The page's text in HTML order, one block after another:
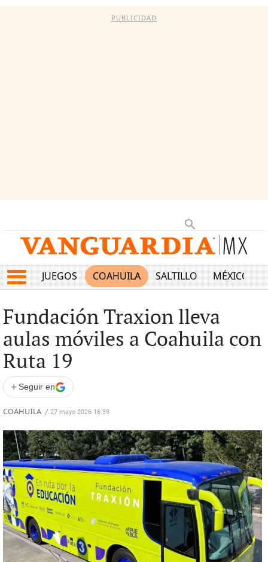
PUBLICIDAD
JUEGOS COAHUILA SALTILLO MÉXICO
Fundación Traxion lleva
aulas móviles a Coahuila con
Ruta 19
+ Seguir en
COAHUILA / 27 mayo 2026 16:39